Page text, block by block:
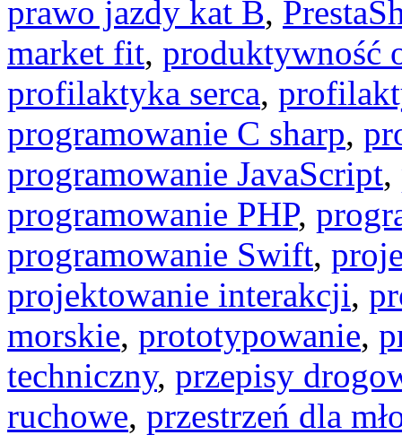
prawo jazdy kat B,
market fit, produktywność
profilaktyka serca,
programowanie C sharp,
programowanie JavaScript,
programowanie PHP,
programowanie Swift,
projektowanie interakcji,
morskie, prototypowanie,
techniczny, przepisy
ruchowe, przestrzeń dla